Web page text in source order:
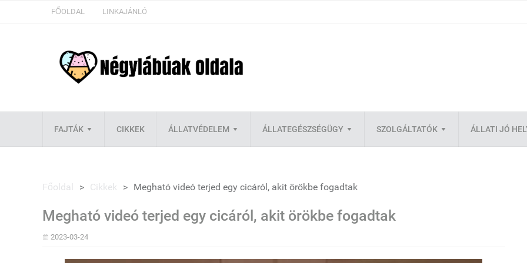
FŐOLDAL LINKAJÁNLÓ
FAJTÁK CIKKEK ÁLLATVÉDELEM ÁLLATEGÉSZSÉGÜGY SZOLGÁLTATÓK ÁLLATI JÓ
Főoldal > Cikkek > Megható videó terjed egy cicáról, akit örökbe fogadtak
Megható videó terjed egy cicáról, akit örökbe fogadtak
2023-03-24